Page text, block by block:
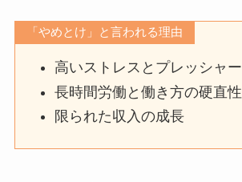
「やめとけ」と言われる理由
高いストレスとプレッシャー
長時間労働と働き方の硬直性
限られた収入の成長